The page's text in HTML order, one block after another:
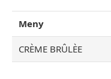
Meny
CRÈME BRÛLÈE